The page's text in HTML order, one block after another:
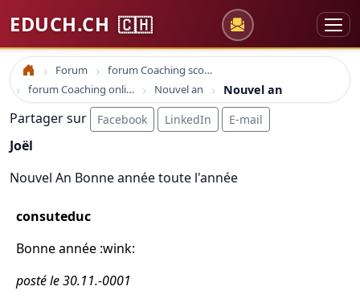
EDUCH.CH 🇨🇭
Accueil Forum
forum Coaching scolaire
forum Coaching online formation professionelle emploi education
Nouvel an Nouvel an
Partager sur Facebook LinkedIn E-mail
Joël
Nouvel An Bonne année toute l'année
consuteduc
Bonne année :wink:
posté le 30.11.-0001